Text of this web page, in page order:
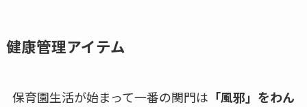
健康管理アイテム
保育園生活が始まって一番の関門は 「風邪」をわん